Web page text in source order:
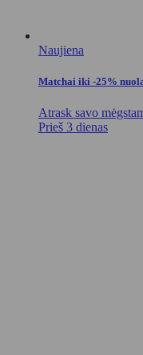
Naujiena
Matchai iki -25%
Atrask savo
Prieš 3 dienas